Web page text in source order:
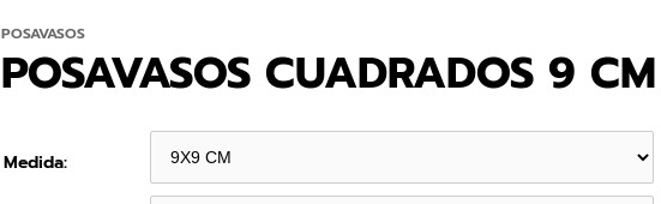
POSAVASOS
POSAVASOS CUADRADOS 9 CM
Medida: